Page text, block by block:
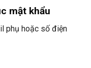
mật khẩu
phụ hoặc số điện